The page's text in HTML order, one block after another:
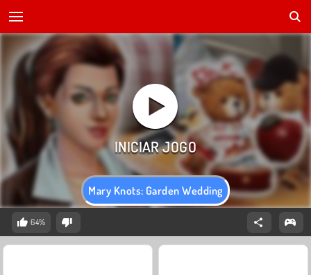
Mary Knots: Garden Wedding
64%